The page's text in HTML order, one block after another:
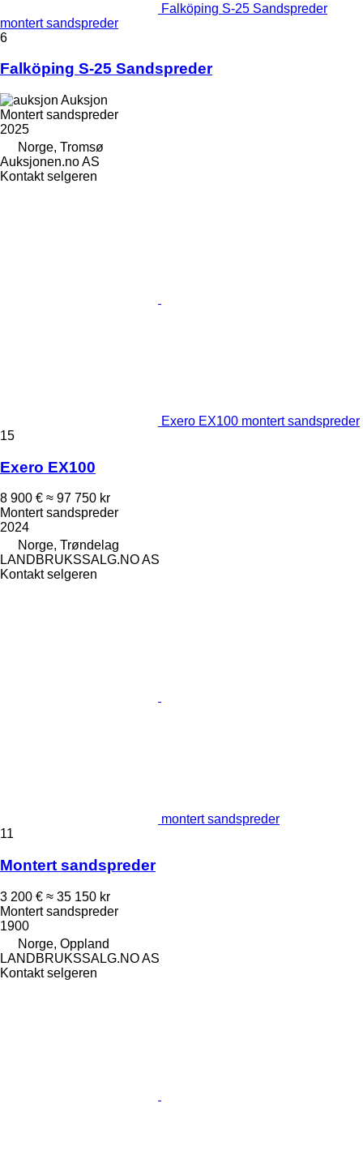
Falköping S-25 Sandspreder
montert sandspreder
6
Falköping S-25 Sandspreder
Auksjon
Montert sandspreder
2025
Norge, Tromsø
Auksjonen.no AS
Kontakt selgeren
Exero EX100 montert sandspreder
15
Exero EX100
8 900 € ≈ 97 750 kr
Montert sandspreder
2024
Norge, Trøndelag
LANDBRUKSSALG.NO AS
Kontakt selgeren
montert sandspreder
11
Montert sandspreder
3 200 € ≈ 35 150 kr
Montert sandspreder
1900
Norge, Oppland
LANDBRUKSSALG.NO AS
Kontakt selgeren